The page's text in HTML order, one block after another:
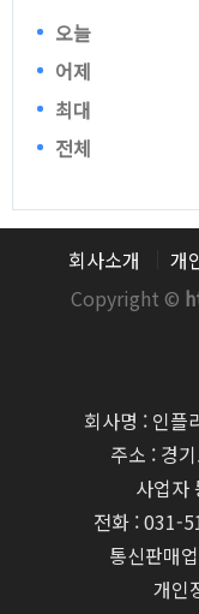
오늘
어제
최대
전체
회사소개 개
Copyright ©
회사명 : 인플
주소 : 경
사업자
전화 : 031-
통신판매
개인